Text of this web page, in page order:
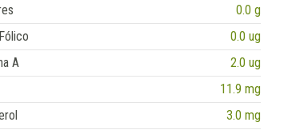
0.0 g
0.0 ug
A
2.0 ug
11.9 mg
3.0 mg